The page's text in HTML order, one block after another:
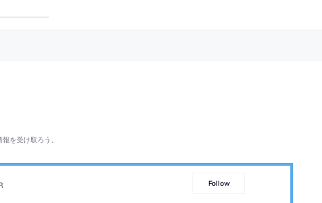
を受け取ろう。
Follow